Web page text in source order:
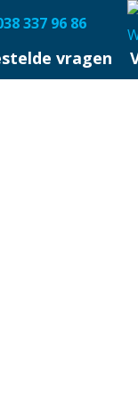
337 96 86
vragen